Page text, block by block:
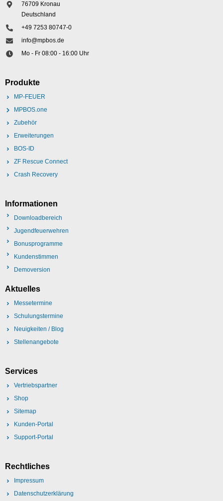
76709 Kronau
Deutschland
+49 7253 80747-0
info@mpbos.de
Mo - Fr 08:00 - 16:00 Uhr
Produkte
MP-FEUER
MPBOS.one
Zubehör
Erweiterungen
BOS-ID
ZF Rescue Connect
Crash Recovery
Informationen
Downloadbereich
Jugendfeuerwehren
Bonusprogramme
Kundenstimmen
Demoversion
Aktuelles
Messetermine
Schulungstermine
Neuigkeiten / Blog
Stellenangebote
Services
Vertriebspartner
Shop
Sitemap
Kunden-Portal
Support-Portal
Rechtliches
Impressum
Datenschutzerklärung